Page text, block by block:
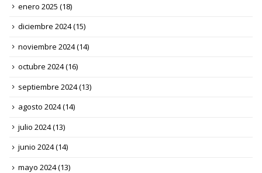
enero 2025 (18)
diciembre 2024(15)
noviembre 2024(14)
octubre 2024(16)
septiembre 2024(13)
agosto 2024(14)
julio 2024(13)
junio 2024(14)
mayo 2024(13)